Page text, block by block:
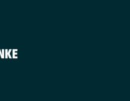
(Link öffnet ein neues Fenster)